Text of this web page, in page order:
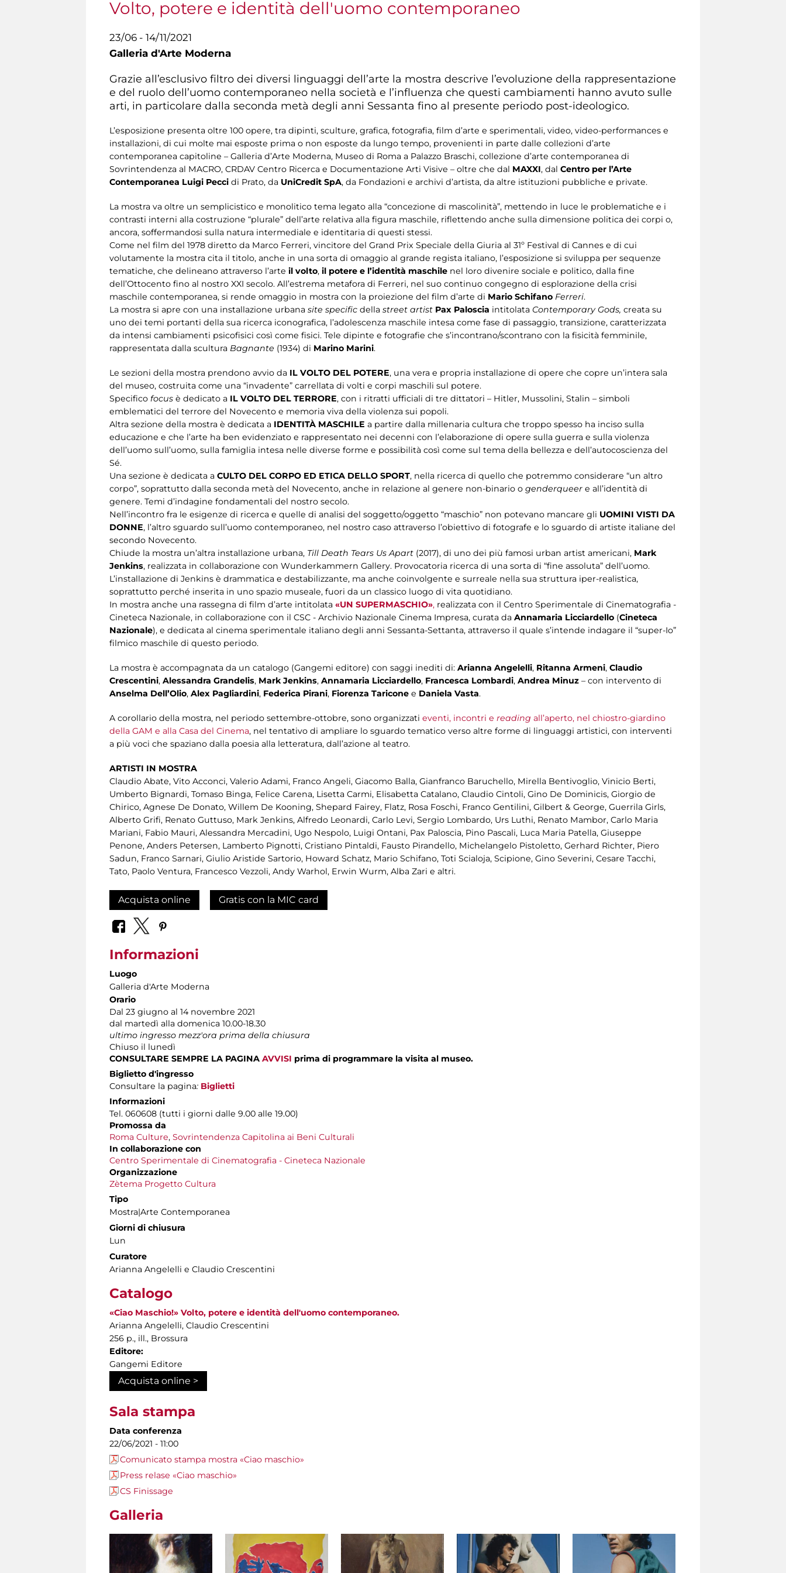
Volto, potere e identità dell'uomo contemporaneo
23/06 - 14/11/2021
Galleria d'Arte Moderna
Grazie all’esclusivo filtro dei diversi linguaggi dell’arte la mostra descrive l’evoluzione della rappresentazione
e del ruolo dell’uomo contemporaneo nella società e l’influenza che questi cambiamenti hanno avuto sulle
arti, in particolare dalla seconda metà degli anni Sessanta fino al presente periodo post-ideologico.
L’esposizione presenta oltre 100 opere, tra dipinti, sculture, grafica, fotografia, film d’arte e sperimentali, video, video-performances e
installazioni, di cui molte mai esposte prima o non esposte da lungo tempo, provenienti in parte dalle collezioni d’arte
contemporanea capitoline – Galleria d’Arte Moderna, Museo di Roma a Palazzo Braschi, collezione d’arte contemporanea di
Sovrintendenza al MACRO, CRDAV Centro Ricerca e Documentazione Arti Visive – oltre che dal MAXXI, dal Centro per l’Arte
Contemporanea Luigi Pecci di Prato, da UniCredit SpA, da Fondazioni e archivi d’artista, da altre istituzioni pubbliche e private.
La mostra va oltre un semplicistico e monolitico tema legato alla “concezione di mascolinità”, mettendo in luce le problematiche e i
contrasti interni alla costruzione “plurale” dell’arte relativa alla figura maschile, riflettendo anche sulla dimensione politica dei corpi o,
ancora, soffermandosi sulla natura intermediale e identitaria di questi stessi.
Come nel film del 1978 diretto da Marco Ferreri, vincitore del Grand Prix Speciale della Giuria al 31º Festival di Cannes e di cui
volutamente la mostra cita il titolo, anche in una sorta di omaggio al grande regista italiano, l’esposizione si sviluppa per sequenze
tematiche, che delineano attraverso l’arte il volto, il potere e l’identità maschile nel loro divenire sociale e politico, dalla fine
dell’Ottocento fino al nostro XXI secolo. All’estrema metafora di Ferreri, nel suo continuo congegno di esplorazione della crisi
maschile contemporanea, si rende omaggio in mostra con la proiezione del film d’arte di Mario Schifano Ferreri.
La mostra si apre con una installazione urbana site specific della street artist Pax Paloscia intitolata Contemporary Gods, creata su
uno dei temi portanti della sua ricerca iconografica, l’adolescenza maschile intesa come fase di passaggio, transizione, caratterizzata
da intensi cambiamenti psicofisici così come fisici. Tele dipinte e fotografie che s’incontrano/scontrano con la fisicità femminile,
rappresentata dalla scultura Bagnante (1934) di Marino Marini.
Le sezioni della mostra prendono avvio da IL VOLTO DEL POTERE, una vera e propria installazione di opere che copre un’intera sala
del museo, costruita come una “invadente” carrellata di volti e corpi maschili sul potere.
Specifico focus è dedicato a IL VOLTO DEL TERRORE, con i ritratti ufficiali di tre dittatori – Hitler, Mussolini, Stalin – simboli
emblematici del terrore del Novecento e memoria viva della violenza sui popoli.
Altra sezione della mostra è dedicata a IDENTITÀ MASCHILE a partire dalla millenaria cultura che troppo spesso ha inciso sulla
educazione e che l’arte ha ben evidenziato e rappresentato nei decenni con l’elaborazione di opere sulla guerra e sulla violenza
dell’uomo sull’uomo, sulla famiglia intesa nelle diverse forme e possibilità così come sul tema della bellezza e dell’autocoscienza del
Sé.
Una sezione è dedicata a CULTO DEL CORPO ED ETICA DELLO SPORT, nella ricerca di quello che potremmo considerare “un altro
corpo”, soprattutto dalla seconda metà del Novecento, anche in relazione al genere non-binario o genderqueer e all’identità di
genere. Temi d’indagine fondamentali del nostro secolo.
Nell’incontro fra le esigenze di ricerca e quelle di analisi del soggetto/oggetto “maschio” non potevano mancare gli UOMINI VISTI DA
DONNE, l’altro sguardo sull’uomo contemporaneo, nel nostro caso attraverso l’obiettivo di fotografe e lo sguardo di artiste italiane del
secondo Novecento.
Chiude la mostra un’altra installazione urbana, Till Death Tears Us Apart (2017), di uno dei più famosi urban artist americani, Mark
Jenkins, realizzata in collaborazione con Wunderkammern Gallery. Provocatoria ricerca di una sorta di “fine assoluta” dell’uomo.
L’installazione di Jenkins è drammatica e destabilizzante, ma anche coinvolgente e surreale nella sua struttura iper-realistica,
soprattutto perché inserita in uno spazio museale, fuori da un classico luogo di vita quotidiano.
In mostra anche una rassegna di film d’arte intitolata «UN SUPERMASCHIO», realizzata con il Centro Sperimentale di Cinematografia -
Cineteca Nazionale, in collaborazione con il CSC - Archivio Nazionale Cinema Impresa, curata da Annamaria Licciardello (Cineteca
Nazionale), e dedicata al cinema sperimentale italiano degli anni Sessanta-Settanta, attraverso il quale s’intende indagare il “super-Io”
filmico maschile di questo periodo.
La mostra è accompagnata da un catalogo (Gangemi editore) con saggi inediti di: Arianna Angelelli, Ritanna Armeni, Claudio
Crescentini, Alessandra Grandelis, Mark Jenkins, Annamaria Licciardello, Francesca Lombardi, Andrea Minuz – con intervento di
Anselma Dell’Olio, Alex Pagliardini, Federica Pirani, Fiorenza Taricone e Daniela Vasta.
A corollario della mostra, nel periodo settembre-ottobre, sono organizzati eventi, incontri e reading all’aperto, nel chiostro-giardino
della GAM e alla Casa del Cinema, nel tentativo di ampliare lo sguardo tematico verso altre forme di linguaggi artistici, con interventi
a più voci che spaziano dalla poesia alla letteratura, dall’azione al teatro.
ARTISTI IN MOSTRA
Claudio Abate, Vito Acconci, Valerio Adami, Franco Angeli, Giacomo Balla, Gianfranco Baruchello, Mirella Bentivoglio, Vinicio Berti,
Umberto Bignardi, Tomaso Binga, Felice Carena, Lisetta Carmi, Elisabetta Catalano, Claudio Cintoli, Gino De Dominicis, Giorgio de
Chirico, Agnese De Donato, Willem De Kooning, Shepard Fairey, Flatz, Rosa Foschi, Franco Gentilini, Gilbert & George, Guerrila Girls,
Alberto Grifi, Renato Guttuso, Mark Jenkins, Alfredo Leonardi, Carlo Levi, Sergio Lombardo, Urs Luthi, Renato Mambor, Carlo Maria
Mariani, Fabio Mauri, Alessandra Mercadini, Ugo Nespolo, Luigi Ontani, Pax Paloscia, Pino Pascali, Luca Maria Patella, Giuseppe
Penone, Anders Petersen, Lamberto Pignotti, Cristiano Pintaldi, Fausto Pirandello, Michelangelo Pistoletto, Gerhard Richter, Piero
Sadun, Franco Sarnari, Giulio Aristide Sartorio, Howard Schatz, Mario Schifano, Toti Scialoja, Scipione, Gino Severini, Cesare Tacchi,
Tato, Paolo Ventura, Francesco Vezzoli, Andy Warhol, Erwin Wurm, Alba Zari e altri.
Acquista online Gratis con la MIC card
Informazioni
Luogo
Galleria d'Arte Moderna
Orario
Dal 23 giugno al 14 novembre 2021
dal martedì alla domenica 10.00-18.30
ultimo ingresso mezz'ora prima della chiusura
Chiuso il lunedì
CONSULTARE SEMPRE LA PAGINA AVVISI prima di programmare la visita al museo.
Biglietto d'ingresso
Consultare la pagina: Biglietti
Informazioni
Tel. 060608 (tutti i giorni dalle 9.00 alle 19.00)
Promossa da
Roma Culture, Sovrintendenza Capitolina ai Beni Culturali
In collaborazione con
Centro Sperimentale di Cinematografia - Cineteca Nazionale
Organizzazione
Zètema Progetto Cultura
Tipo
Mostra|Arte Contemporanea
Giorni di chiusura
Lun
Curatore
Arianna Angelelli e Claudio Crescentini
Catalogo
«Ciao Maschio!» Volto, potere e identità dell'uomo contemporaneo.
Arianna Angelelli, Claudio Crescentini
256 p., ill., Brossura
Editore:
Gangemi Editore
Acquista online >
Sala stampa
Data conferenza
22/06/2021 - 11:00
Comunicato stampa mostra «Ciao maschio»
Press relase «Ciao maschio»
CS Finissage
Galleria